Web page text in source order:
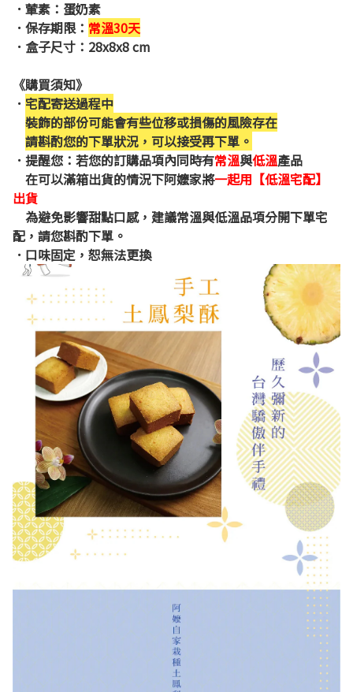
．葷素：蛋奶素
．保存期限： 常溫30天
．盒子尺寸：28x8x8 cm
《購買須知》
． 宅配寄送過程中
裝飾的部份可能會有些位移或損傷的風險存在
請斟酌您的下單狀況，可以接受再下單。
． 提醒您：若您的訂購品項內同時有常溫與低溫產品
在可以滿箱出貨的情況下阿嬤家將一起用【低溫宅配】
出貨
為避免影響甜點口感，建議常溫與低溫品項分開下單宅
配，請您斟酌下單。
． 口味固定，恕無法更換